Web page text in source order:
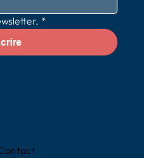
*